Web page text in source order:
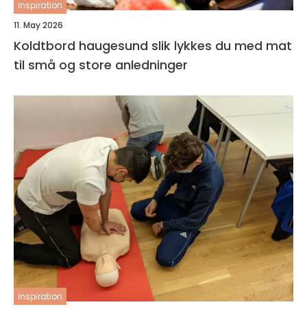
inspiration
11. May 2026
Koldtbord haugesund slik lykkes du med mat
til små og store anledninger
inspiration